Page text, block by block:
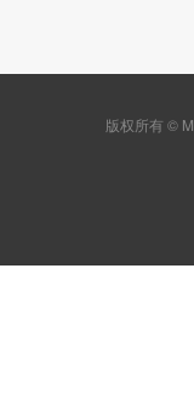
版权所有 ©